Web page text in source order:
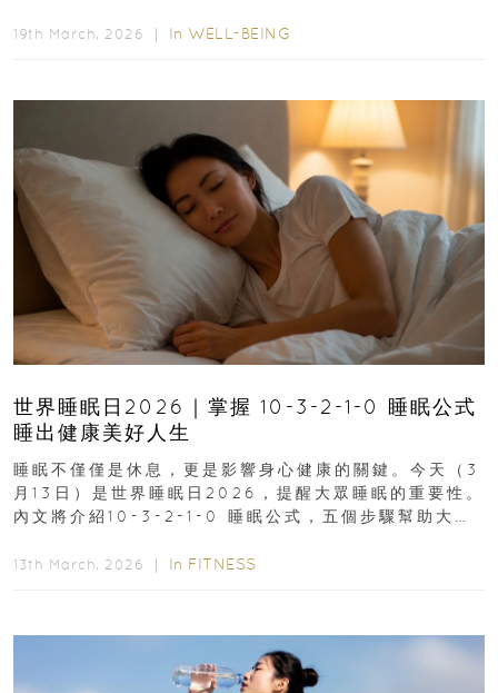
19th March, 2026 ｜ In WELL-BEING
世界睡眠日2026｜掌握 10-3-2-1-0 睡眠公式
睡出健康美好人生
睡眠不僅僅是休息，更是影響身心健康的關鍵。今天（3
月13日）是世界睡眠日2026，提醒大眾睡眠的重要性。
內文將介紹10-3-2-1-0 睡眠公式，五個步驟幫助大家
13th March, 2026 ｜ In FITNESS